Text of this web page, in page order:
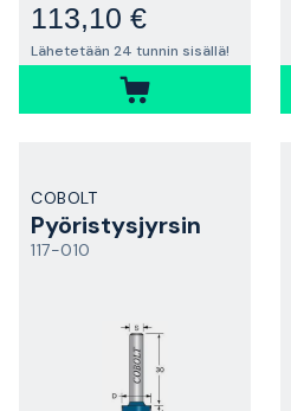
113,10 €
Lähetetään 24 tunnin sisällä!
COBOLT
Pyöristysjyrsin
117-010